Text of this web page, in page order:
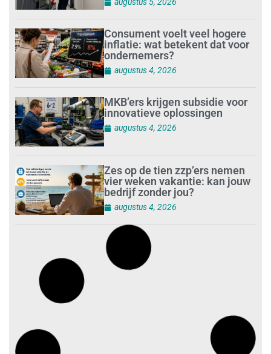
augustus 5, 2026
Consument voelt veel hogere
inflatie: wat betekent dat voor
ondernemers?
augustus 4, 2026
MKB’ers krijgen subsidie voor
innovatieve oplossingen
augustus 4, 2026
Zes op de tien zzp’ers nemen
vier weken vakantie: kan jouw
bedrijf zonder jou?
augustus 4, 2026